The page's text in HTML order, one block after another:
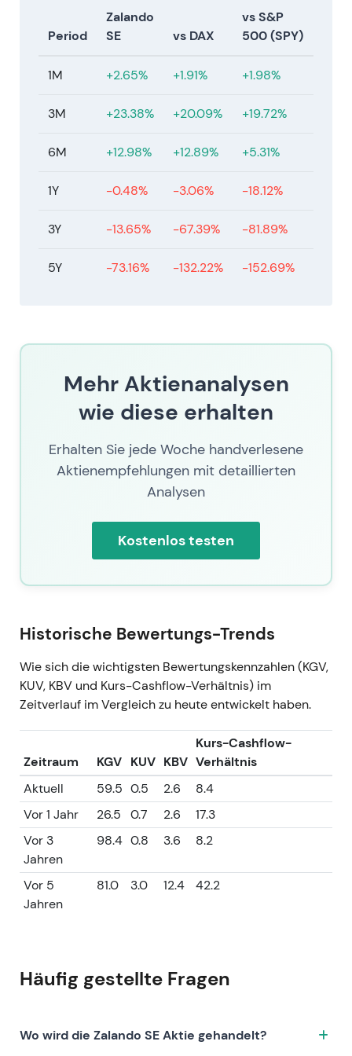
Konsumzyklus sowie Wettbewerbs- und
Umsetzungsrisiken ausgesetzt; die Bewertung
Konsolidierung nach dem Re-Rating der Jahre
übergeordnet aufwärts gerichtetem Trend vom Tief
auch die verbleibenden Umsetzungs- und
Period
Zalando
SE
vs DAX
vs S&P
500 (SPY)
1M +2.65% +1.91% +1.98%
3M +23.38% +20.09% +19.72%
6M +12.98% +12.89% +5.31%
1Y -0.48% -3.06% -18.12%
3Y -13.65% -67.39% -81.89%
5Y -73.16% -132.22% -152.69%
Mehr Aktienanalysen
wie diese erhalten
Erhalten Sie jede Woche handverlesene
Aktienempfehlungen mit detaillierten
Analysen
Kostenlos testen
Historische Bewertungs-Trends
Wie sich die wichtigsten Bewertungskennzahlen (KGV,
KUV, KBV und Kurs-Cashflow-Verhältnis) im
Zeitverlauf im Vergleich zu heute entwickelt haben.
Zeitraum KGV KUV KBV
Kurs-Cashflow-
Verhältnis
Aktuell
59.5 0.5 2.6
8.4
Vor 1 Jahr
26.5 0.7 2.6
17.3
Vor 3
Jahren
98.4 0.8 3.6 8.2
Vor 5
Jahren
81.0 3.0 12.4 42.2
Häufig gestellte Fragen
Wo wird die Zalando SE Aktie gehandelt?